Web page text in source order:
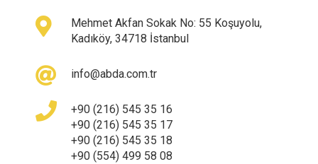
Mehmet Akfan Sokak No: 55 Koşuyolu,
Kadıköy, 34718 İstanbul
info@abda.com.tr
+90 (216) 545 35 16
+90 (216) 545 35 17
+90 (216) 545 35 18
+90 (554) 499 58 08